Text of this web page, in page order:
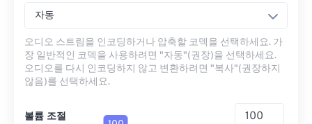
자동
오디오 스트림을 인코딩하거나 압축할 코덱을 선택하세요. 가
장 일반적인 코덱을 사용하려면 "자동"(권장)을 선택하세요.
오디오를 다시 인코딩하지 않고 변환하려면 "복사"(권장하지
않음)를 선택하세요.
볼륨 조절